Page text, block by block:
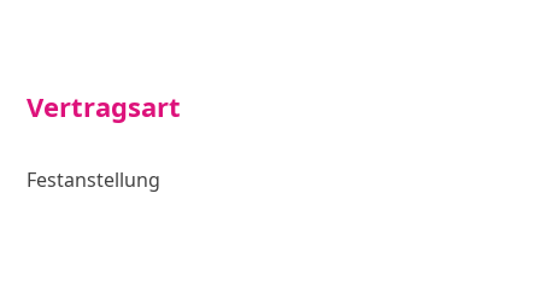
Vertragsart
Festanstellung